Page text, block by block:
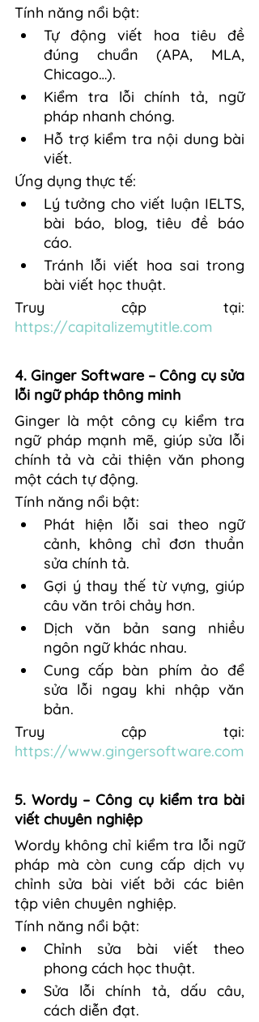
Tính năng nổi bật:
Tự động viết hoa tiêu đề
đúng chuẩn (APA, MLA,
Chicago…).
Kiểm tra lỗi chính tả, ngữ
pháp nhanh chóng.
Hỗ trợ kiểm tra nội dung bài
viết.
Ứng dụng thực tế:
Lý tưởng cho viết luận IELTS,
bài báo, blog, tiêu đề báo
cáo.
Tránh lỗi viết hoa sai trong
bài viết học thuật.
https://capitalizemytitle.com
4. Ginger Software – Công cụ sửa
lỗi ngữ pháp thông minh
Ginger là một công cụ kiểm tra
ngữ pháp mạnh mẽ, giúp sửa lỗi
chính tả và cải thiện văn phong
một cách tự động.
Tính năng nổi bật:
Phát hiện lỗi sai theo ngữ
cảnh, không chỉ đơn thuần
sửa chính tả.
Gợi ý thay thế từ vựng, giúp
câu văn trôi chảy hơn.
Dịch văn bản sang nhiều
ngôn ngữ khác nhau.
Cung cấp bàn phím ảo để
sửa lỗi ngay khi nhập văn
bản.
https://www.gingersoftware.com
5. Wordy – Công cụ kiểm tra bài
viết chuyên nghiệp
Wordy không chỉ kiểm tra lỗi ngữ
pháp mà còn cung cấp dịch vụ
chỉnh sửa bài viết bởi các biên
tập viên chuyên nghiệp.
Tính năng nổi bật:
Chỉnh sửa bài viết theo
phong cách học thuật.
Sửa lỗi chính tả, dấu câu,
cách diễn đạt.